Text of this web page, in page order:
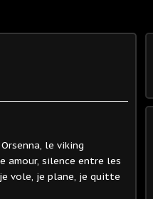
le viking
amour, silence entre les
vole, je plane, je quitte